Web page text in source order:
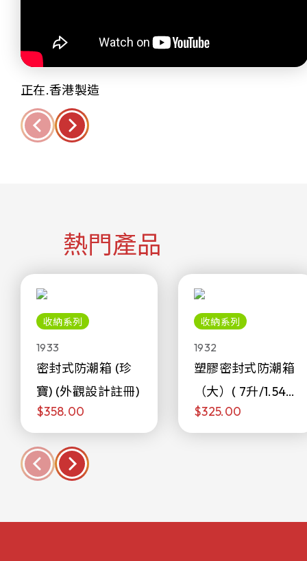
正在.香港製造
熱門產品
收納系列
1933
密封式防潮箱 (珍
寶) (外觀設計註冊)
$358.00
收納系列
1932
塑膠密封式防潮箱
（大）( 7升/1.54加
侖)
$325.00